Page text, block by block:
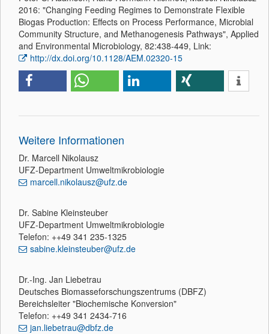
2016: "Changing Feeding Regimes to Demonstrate Flexible
Biogas Production: Effects on Process Performance, Microbial
Community Structure, and Methanogenesis Pathways", Applied
and Environmental Microbiology, 82:438-449, Link:
http://dx.doi.org/10.1128/AEM.02320-15
Weitere Informationen
Dr. Marcell Nikolausz
UFZ-Department Umweltmikrobiologie
marcell.nikolausz@ufz.de
Dr. Sabine Kleinsteuber
UFZ-Department Umweltmikrobiologie
Telefon: ++49 341 235-1325
sabine.kleinsteuber@ufz.de
Dr.-Ing. Jan Liebetrau
Deutsches Biomasseforschungszentrums (DBFZ)
Bereichsleiter "Biochemische Konversion"
Telefon: ++49 341 2434-716
jan.liebetrau@dbfz.de